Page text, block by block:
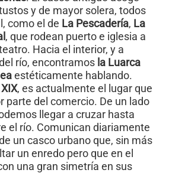
y de mayor solera, todos
como el de La Pescadería, La
, que rodean puerto e iglesia a
Hacia el interior, y a
río, encontramos la Luarca
estéticamente hablando.
, es actualmente el lugar que
parte del comercio. De un lado
llegar a cruzar hasta
el río. Comunican diariamente
un casco urbano que, sin más
un enredo pero que en el
una gran simetría en sus